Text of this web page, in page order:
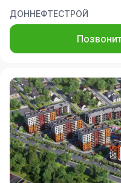
ДОННЕФТЕСТРОЙ